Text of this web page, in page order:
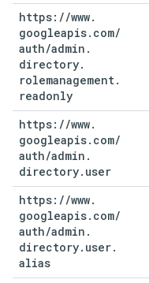
https: //www.
googleapis. com/
auth/admin .
directory.
rolemanagement.
readonly
https: //www.
googleapis. com/
auth/admin .
directory. user
https: //www.
googleapis. com/
auth/admin .
directory. user.
alias